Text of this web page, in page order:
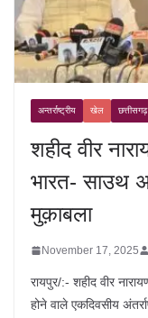
अन्तर्राष्ट्रीय खेल छत्तीसगढ़
शहीद वीर
भारत- साउथ
मुक़ाबला
November 17, 2025
रायपुर/:- शहीद वीर
होने वाले एकदिवसीय